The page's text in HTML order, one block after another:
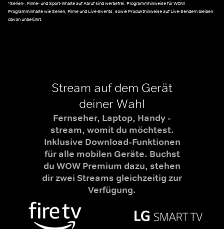
*Serien-, Filme- und Sport-Inhalte auf Abruf sind werbefrei. Programmhinweise für WOW
Programminhalte wie Serien, Filme und Live-Events, sowie Produkthinweise auf Live-Sendern bleiben
davon unberührt.
Stream auf dem Gerät
deiner Wahl
Fernseher, Laptop, Handy -
stream, womit du möchtest.
Inklusive Download-Funktionen
für alle mobilen Geräte. Buchst
du WOW Premium dazu, stehen
dir zwei Streams gleichzeitig zur
Verfügung.